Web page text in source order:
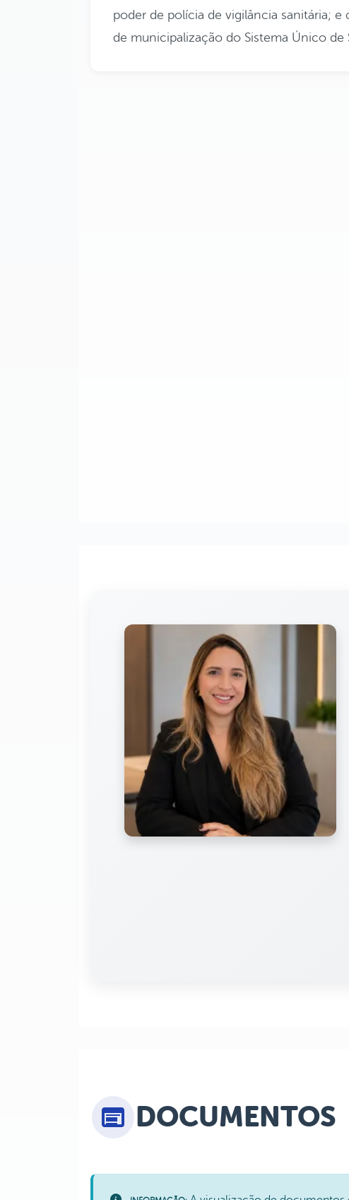
poder de polícia de vigilância sanitária;
de municipalização do Sistema Único de
DOCUMENTOS